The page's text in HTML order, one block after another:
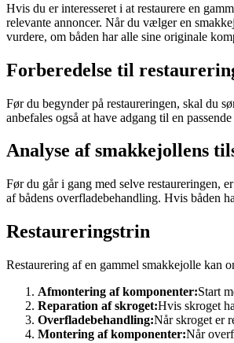
Hvis du er interesseret i at restaurere en
relevante annoncer. Når du vælger en
vurdere, om båden har alle sine originale
Forberedelse til
Før du begynder på restaureringen, skal du
anbefales også at have adgang til en
Analyse af smakkejollens
Før du går i gang med selve restaureringen,
af bådens overfladebehandling. Hvis båden
Restaureringstrin
Restaurering af en gammel smakkejolle kan
Afmontering af komponenter:Start
Reparation af skroget:Hvis skroget
Overfladebehandling:Når skroget er
Montering af komponenter:Når